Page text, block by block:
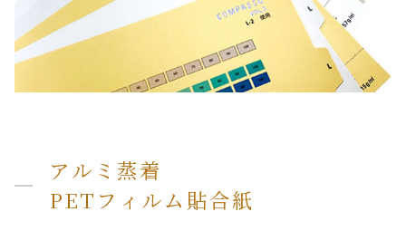
アルミ蒸着
PETフィルム貼合紙